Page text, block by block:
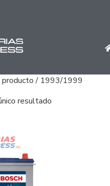
/ 1993/1999
resultado